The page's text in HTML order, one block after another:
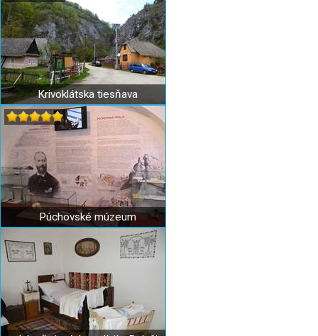
Krivoklátska tiesňava
Púchovské múzeum